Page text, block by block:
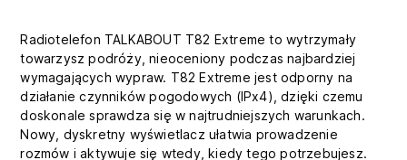
Radiotelefon TALKABOUT T82 Extreme to wytrzymały
towarzysz podróży, nieoceniony podczas najbardziej
wymagających wypraw. T82 Extreme jest odporny na
działanie czynników pogodowych (IPx4), dzięki czemu
doskonale sprawdza się w najtrudniejszych warunkach.
Nowy, dyskretny wyświetlacz ułatwia prowadzenie
rozmów i aktywuje się wtedy, kiedy tego potrzebujesz.